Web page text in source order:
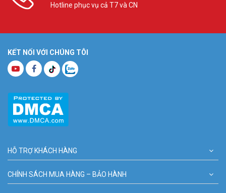
Hotline phục vụ cả T7 và CN
KẾT NỐI VỚI CHÚNG TÔI
HỖ TRỢ KHÁCH HÀNG
CHÍNH SÁCH MUA HÀNG – BẢO HÀNH